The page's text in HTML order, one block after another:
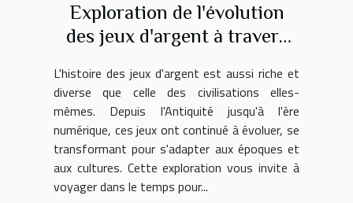
Exploration de l'évolution
des jeux d'argent à travers
L'histoire des jeux d'argent est aussi riche et
diverse que celle des civilisations elles-
mêmes. Depuis l'Antiquité jusqu'à l'ère
numérique, ces jeux ont continué à évoluer, se
transformant pour s'adapter aux époques et
aux cultures. Cette exploration vous invite à
voyager dans le temps pour...